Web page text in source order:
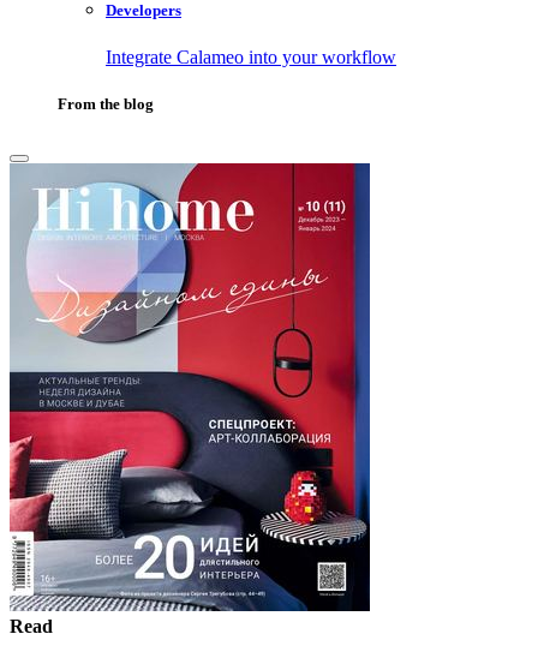
Developers
Integrate Calameo into your workflow
From the blog
Read